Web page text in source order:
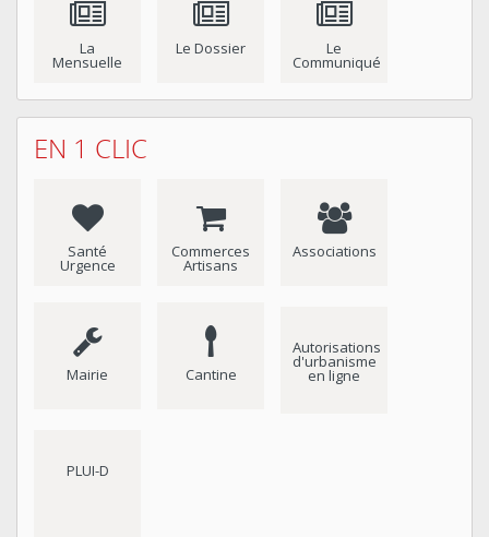
La
Mensuelle
Le Dossier Le
Communiqué
EN 1 CLIC
Santé
Urgence
Commerces
Artisans
Associations
Mairie Cantine
Autorisations
d'urbanisme
en ligne
PLUI-D